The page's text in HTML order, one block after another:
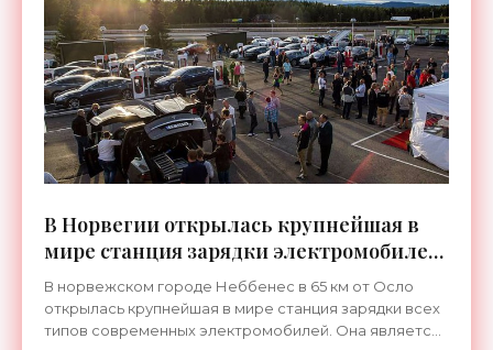
В Норвегии открылась крупнейшая в
мире станция зарядки электромобилей
- «Технологии»
В норвежском городе Неббенес в 65 км от Осло
открылась крупнейшая в мире станция зарядки всех
типов современных электромобилей. Она является